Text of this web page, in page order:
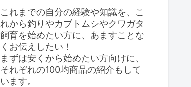
これまでの自分の経験や知識を、こ
れから釣りやカブトムシやクワガタ
飼育を始めたい方に、あますことな
くお伝えしたい！
まずは安くから始めたい方向けに、
それぞれの100均商品の紹介もして
います。